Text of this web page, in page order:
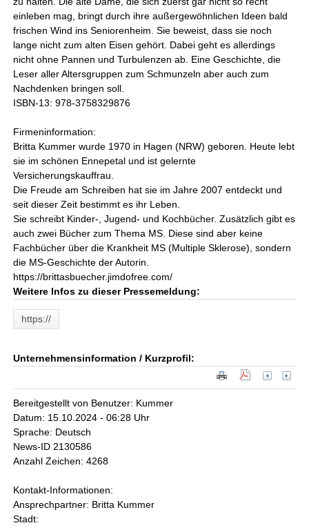
einleben mag, bringt durch ihre außergewöhnlichen Ideen bald
frischen Wind ins Seniorenheim. Sie beweist, dass sie noch
lange nicht zum alten Eisen gehört. Dabei geht es allerdings
nicht ohne Pannen und Turbulenzen ab. Eine Geschichte, die
Leser aller Altersgruppen zum Schmunzeln aber auch zum
Nachdenken bringen soll.
ISBN-13: 978-3758329876
Firmeninformation:
Britta Kummer wurde 1970 in Hagen (NRW) geboren. Heute lebt
sie im schönen Ennepetal und ist gelernte
Versicherungskauffrau.
Die Freude am Schreiben hat sie im Jahre 2007 entdeckt und
seit dieser Zeit bestimmt es ihr Leben.
Sie schreibt Kinder-, Jugend- und Kochbücher. Zusätzlich gibt es
auch zwei Bücher zum Thema MS. Diese sind aber keine
Fachbücher über die Krankheit MS (Multiple Sklerose), sondern
die MS-Geschichte der Autorin.
https://brittasbuecher.jimdofree.com/
Weitere Infos zu dieser Pressemeldung:
https://
Unternehmensinformation / Kurzprofil:
Bereitgestellt von Benutzer: Kummer
Datum: 15.10.2024 - 06:28 Uhr
Sprache: Deutsch
News-ID 2130586
Anzahl Zeichen: 4268
Kontakt-Informationen:
Ansprechpartner: Britta Kummer
Stadt: